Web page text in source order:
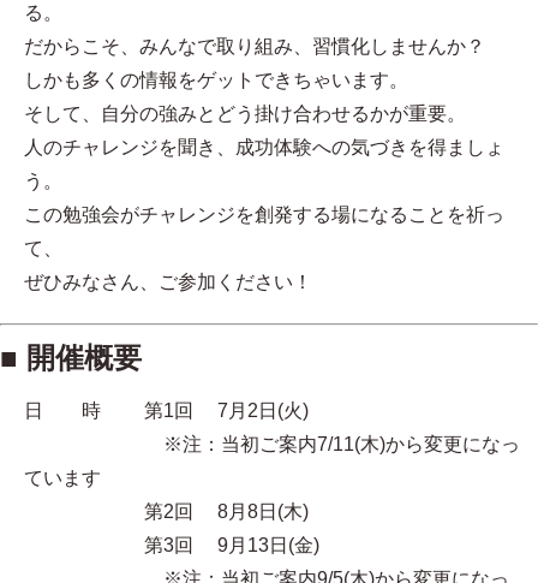
る。
だからこそ、みんなで取り組み、習慣化しませんか？
しかも多くの情報をゲットできちゃいます。
そして、自分の強みとどう掛け合わせるかが重要。
人のチャレンジを聞き、成功体験への気づきを得ましょ
う。
この勉強会がチャレンジを創発する場になることを祈っ
て、
ぜひみなさん、ご参加ください！
■ 開催概要
日 時 第1回 7月2日(火)
※注：当初ご案内7/11(木)から変更になっ
ています
第2回 8月8日(木)
第3回 9月13日(金)
※注：当初ご案内9/5(木)から変更になっ